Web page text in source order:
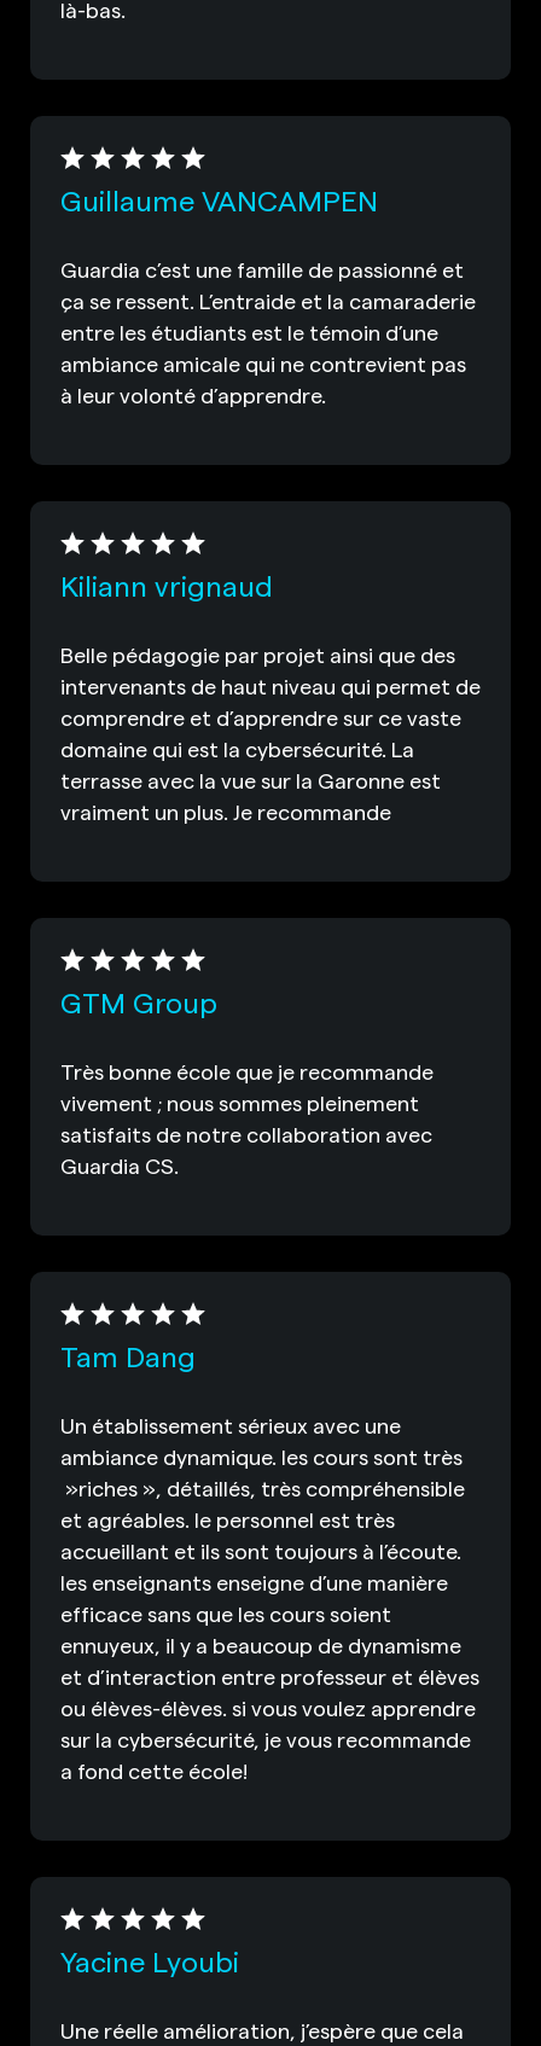
là-bas.
Guillaume VANCAMPEN
Guardia c’est une famille de passionné et
ça se ressent. L’entraide et la camaraderie
entre les étudiants est le témoin d’une
ambiance amicale qui ne contrevient pas
à leur volonté d’apprendre.
Kiliann vrignaud
Belle pédagogie par projet ainsi que des
intervenants de haut niveau qui permet de
comprendre et d’apprendre sur ce vaste
domaine qui est la cybersécurité. La
terrasse avec la vue sur la Garonne est
vraiment un plus. Je recommande
GTM Group
Très bonne école que je recommande
vivement ; nous sommes pleinement
satisfaits de notre collaboration avec
Guardia CS.
Tam Dang
Un établissement sérieux avec une
ambiance dynamique. les cours sont très
»riches », détaillés, très compréhensible
et agréables. le personnel est très
accueillant et ils sont toujours à l’écoute.
les enseignants enseigne d’une manière
efficace sans que les cours soient
ennuyeux, il y a beaucoup de dynamisme
et d’interaction entre professeur et élèves
ou élèves-élèves. si vous voulez apprendre
sur la cybersécurité, je vous recommande
a fond cette école!
Yacine Lyoubi
Une réelle amélioration, j’espère que cela